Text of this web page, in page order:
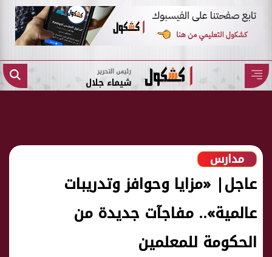
رئيس التحرير
شيماء جلال
مدارس
عاجل| «مزايا وحوافز وتدريبات
عالمية».. مفاجآت جديدة من
الحكومة للمعلمين